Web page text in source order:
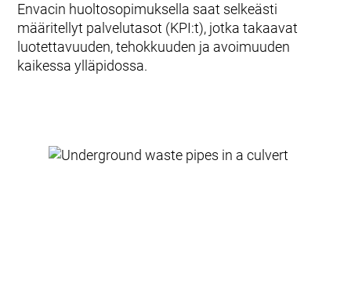
Envacin huoltosopimuksella saat selkeästi
määritellyt palvelutasot (KPI:t), jotka takaavat
luotettavuuden, tehokkuuden ja avoimuuden
kaikessa ylläpidossa.